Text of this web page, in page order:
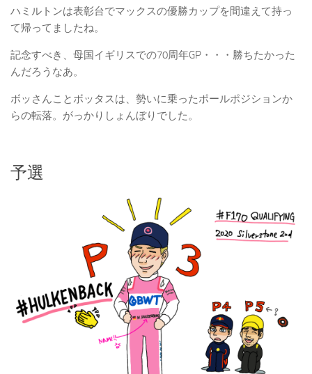
ハミルトンは表彰台でマックスの優勝カップを間違えて持っ
て帰ってましたね。
記念すべき、母国イギリスでの70周年GP・・・勝ちたかった
んだろうなあ。
ボッさんことボッタスは、勢いに乗ったポールポジションか
らの転落。がっかりしょんぼりでした。
予選